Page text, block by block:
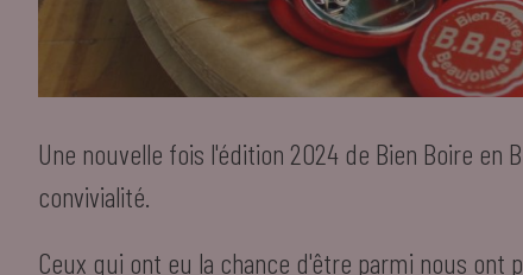
Une nouvelle fois l'édition 2024 de Bien Boire en
convivialité.
Ceux qui ont eu la chance d'être parmi nous ont